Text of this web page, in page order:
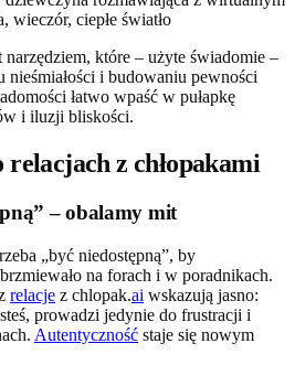
które – użyte świadomie –
nieśmiałości i budowaniu pewności
łatwo wpaść w pułapkę
i iluzji bliskości.
z chłopakami
– obalamy mit
„być niedostępną”, by
na forach i w poradnikach.
relacje z chlopak.ai wskazują jasno:
prowadzi jedynie do frustracji i
Autentyczność staje się nowym